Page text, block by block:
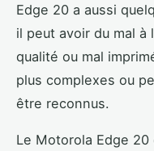
Edge 20 a aussi
il peut avoir du mal à
qualité ou mal
plus complexes ou
être reconnus.
Le Motorola Edge